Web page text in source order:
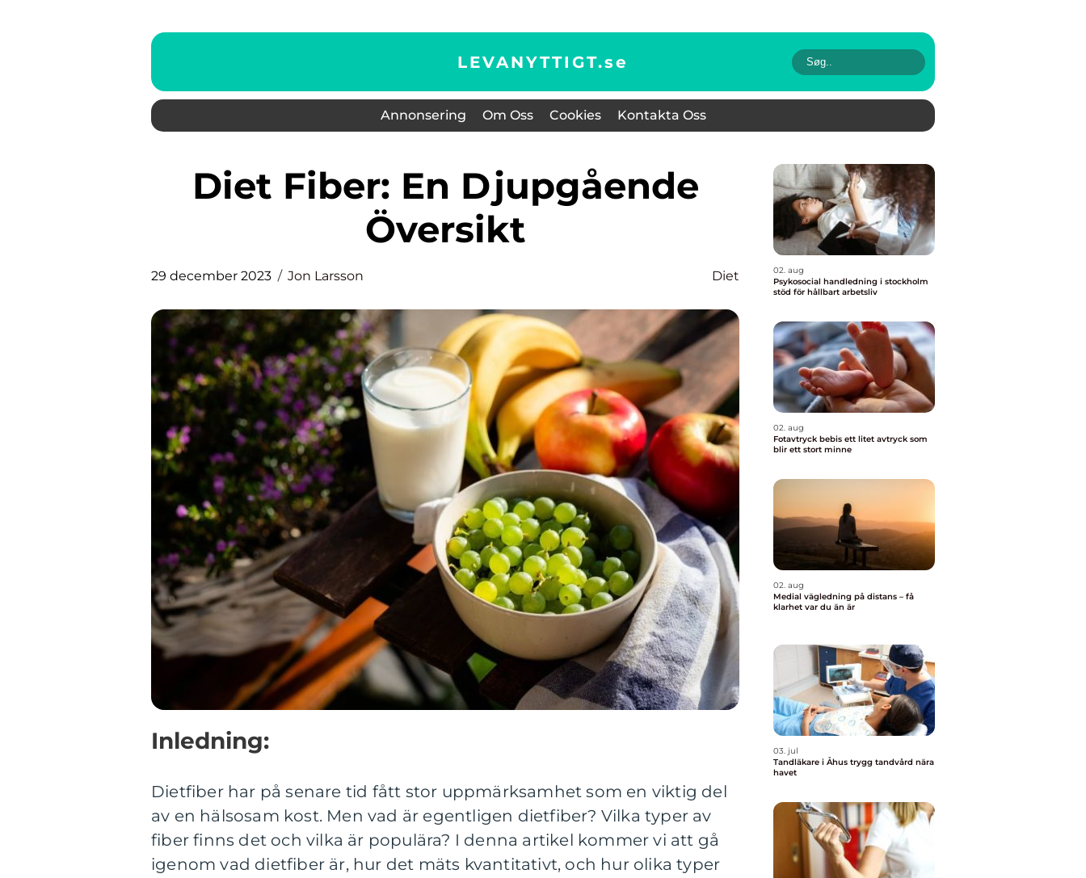
LEVANYTTIGT.se
Annonsering Om Oss Cookies Kontakta Oss
Diet Fiber: En Djupgående
Översikt
29 december 2023 Jon Larsson Diet
Inledning:
Dietfiber har på senare tid fått stor uppmärksamhet som en viktig del
av en hälsosam kost. Men vad är egentligen dietfiber? Vilka typer av
fiber finns det och vilka är populära? I denna artikel kommer vi att gå
igenom vad dietfiber är, hur det mäts kvantitativt, och hur olika typer
02. aug
Psykosocial handledning i stockholm
stöd för hållbart arbetsliv
02. aug
Fotavtryck bebis ett litet avtryck som
blir ett stort minne
02. aug
Medial vägledning på distans – få
klarhet var du än är
03. jul
Tandläkare i Åhus trygg tandvård nära
havet